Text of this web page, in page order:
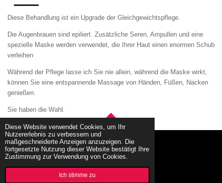
Diese Website verwendet Cookies, um Ihr
Nutzererlebnis zu verbessern und
maßgeschneiderte Anzeigen anzuzeigen. Die
fortgesetzte Nutzung dieser Website bestätigt Ihre
Zustimmung zur Verwendung von Cookies.
Ich stimme zu
Diese Behandlung ist ein Upgrade der Gleichgewichtspflege.
Die Augenbrauen sind epiliert. Zusätzliche Seren, Ampullen und eine
spezielle Maske werden verwendet, die Ihrer Haut einen enormen Schub
verleihen
Während der Pflege lasse ich Sie nie allein, während die Maske wirkt,
können Sie eine entspannende Massage von Händen, Füßen, Nacken
genießen.
Sie haben die Wahl.
TOP
© 2022 - 2026 kosmetikerin-eveline.at/